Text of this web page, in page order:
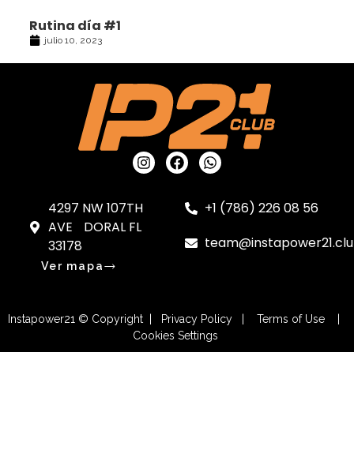
Rutina día #1
julio 10, 2023
4297 NW 107TH
AVE DORAL FL
33178
Ver mapa
+1 (786) 226 08 56
Instapower21 © Copyright | Privacy Policy | Terms of Use |
Cookies Settings